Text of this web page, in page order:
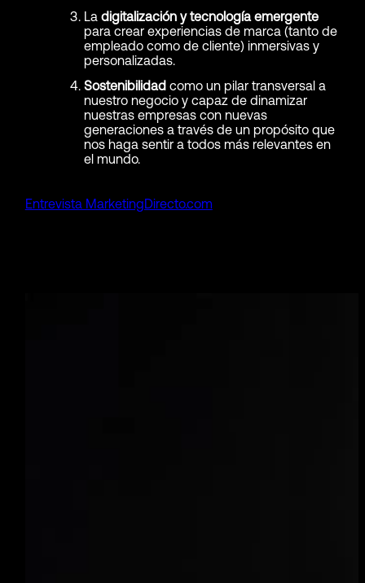
La digitalización y tecnología emergente
para crear experiencias de marca (tanto de
empleado como de cliente) inmersivas y
personalizadas.
Sostenibilidadcomo un pilar transversal a
nuestro negocio y capaz de dinamizar
nuestras empresas con nuevas
generaciones a través de un propósito que
nos haga sentir a todos más relevantes en
el mundo.
Entrevista MarketingDirecto.com